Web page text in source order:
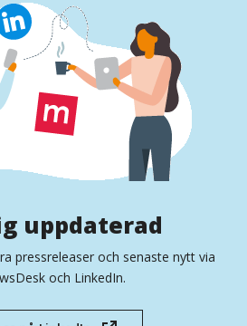
uppdaterad
pressreleaser och senaste nytt via
och LinkedIn.